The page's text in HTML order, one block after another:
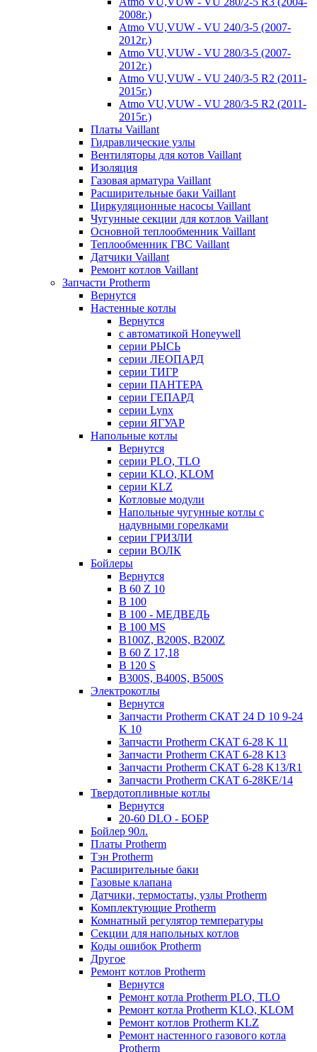
2008г.)
Atmo VU,VUW - VU 240/3-5 (2007-
2012г.)
Atmo VU,VUW - VU 280/3-5 (2007-
2012г.)
Atmo VU,VUW - VU 240/3-5 R2 (2011-
2015г.)
Atmo VU,VUW - VU 280/3-5 R2 (2011-
2015г.)
Платы Vaillant
Гидравлические узлы
Вентиляторы для котов Vaillant
Изоляция
Газовая арматура Vaillant
Расширительные баки Vaillant
Циркуляционные насосы Vaillant
Чугунные секции для котлов Vaillant
Основной теплообменник Vaillant
Теплообменник ГВС Vaillant
Датчики Vaillant
Ремонт котлов Vaillant
Запчасти Protherm
Вернутся
Настенные котлы
Вернутся
с автоматикой Honeywell
серии РЫСЬ
серии ЛЕОПАРД
серии ТИГР
серии ПАНТЕРА
серии ГЕПАРД
серии Lynx
серии ЯГУАР
Напольные котлы
Вернутся
серии PLO, TLO
серии KLO, KLOM
серии KLZ
Котловые модули
Напольные чугунные котлы с
надувными горелками
серии ГРИЗЛИ
серии ВОЛК
Бойлеры
Вернутся
B 60 Z 10
B 100
B 100 - МЕДВЕДЬ
B 100 MS
B100Z, B200S, B200Z
B 60 Z 17,18
B 120 S
B300S, B400S, B500S
Электрокотлы
Вернутся
Запчасти Protherm СКАТ 24 D 10 9-24
K 10
Запчасти Protherm СКАТ 6-28 K 11
Запчасти Protherm СКАТ 6-28 K13
Запчасти Protherm СКАТ 6-28 K13/R1
Запчасти Protherm СКАТ 6-28KE/14
Твердотопливные котлы
Вернутся
20-60 DLO - БОБР
Бойлер 90л.
Платы Protherm
Тэн Protherm
Расширительные баки
Газовые клапана
Датчики, термостаты, узлы Protherm
Комплектующие Protherm
Комнатный регулятор температуры
Секции для напольных котлов
Коды ошибок Protherm
Другое
Ремонт котлов Protherm
Вернутся
Ремонт котла Protherm PLO, TLO
Ремонт котла Protherm KLO, KLOM
Ремонт котлов Protherm KLZ
Ремонт настенного газового котла
Protherm